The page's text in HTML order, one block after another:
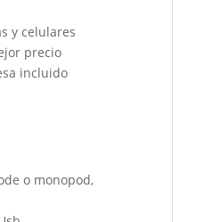
y celulares
precio
incluido
o monopod,